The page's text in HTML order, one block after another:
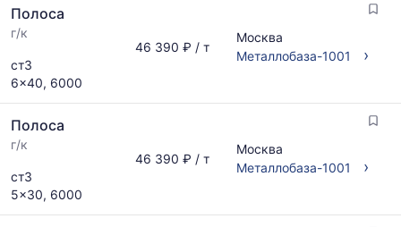
Полоса
г/к
ст3
6x40, 6000
46 390 ₽ / т
Москва
Металлобаза-1001
›
Полоса
г/к
ст3
5x30, 6000
46 390 ₽ / т
Москва
Металлобаза-1001
›